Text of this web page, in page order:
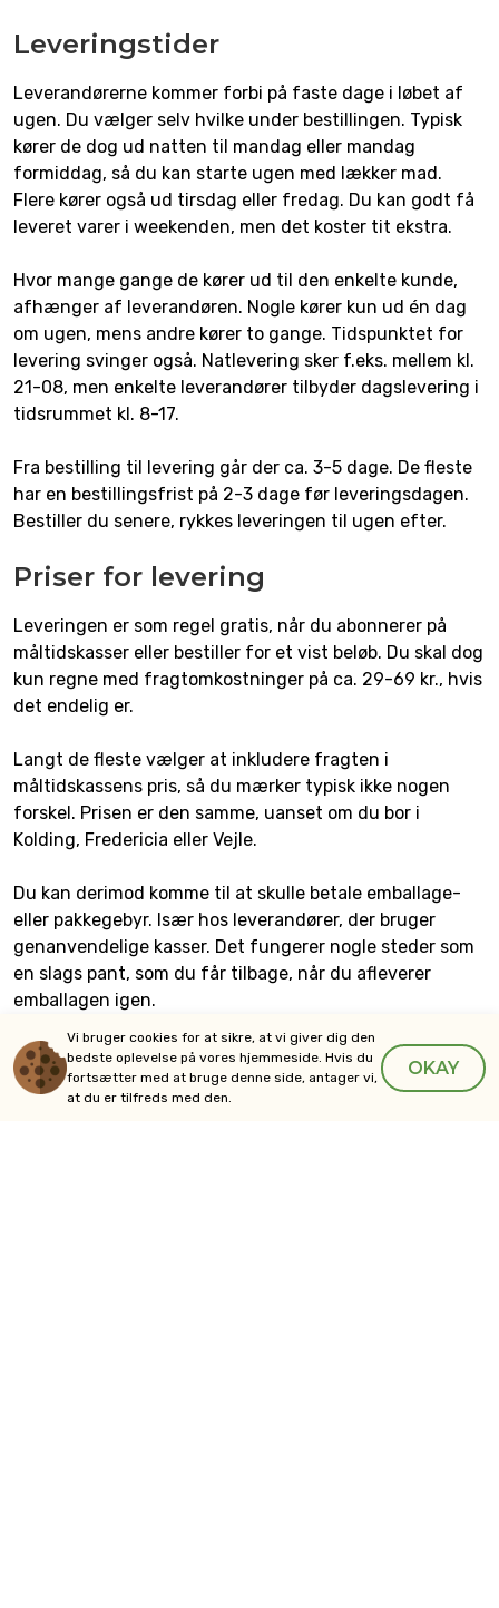
Leveringstider
Leverandørerne kommer forbi på faste dage i løbet af
ugen. Du vælger selv hvilke under bestillingen. Typisk
kører de dog ud natten til mandag eller mandag
formiddag, så du kan starte ugen med lækker mad.
Flere kører også ud tirsdag eller fredag. Du kan godt få
leveret varer i weekenden, men det koster tit ekstra.
Hvor mange gange de kører ud til den enkelte kunde,
afhænger af leverandøren. Nogle kører kun ud én dag
om ugen, mens andre kører to gange. Tidspunktet for
levering svinger også. Natlevering sker f.eks. mellem kl.
21-08, men enkelte leverandører tilbyder dagslevering i
tidsrummet kl. 8-17.
Fra bestilling til levering går der ca. 3-5 dage. De fleste
har en bestillingsfrist på 2-3 dage før leveringsdagen.
Bestiller du senere, rykkes leveringen til ugen efter.
Priser for levering
Leveringen er som regel gratis, når du abonnerer på
måltidskasser eller bestiller for et vist beløb. Du skal dog
kun regne med fragtomkostninger på ca. 29-69 kr., hvis
det endelig er.
Langt de fleste vælger at inkludere fragten i
måltidskassens pris, så du mærker typisk ikke nogen
forskel. Prisen er den samme, uanset om du bor i
Kolding, Fredericia eller Vejle.
Du kan derimod komme til at skulle betale emballage-
eller pakkegebyr. Især hos leverandører, der bruger
genanvendelige kasser. Det fungerer nogle steder som
en slags pant, som du får tilbage, når du afleverer
emballagen igen.
Sådan fungerer leveringen i
Kolding
Vi bruger cookies for at sikre, at vi giver dig den
bedste oplevelse på vores hjemmeside. Hvis du
fortsætter med at bruge denne side, antager vi,
at du er tilfreds med den.
OKAY